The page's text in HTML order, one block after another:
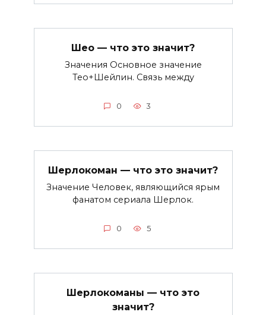
Шео — что это значит?
Значения Основное значение
Тео+Шейлин. Связь между
0 3
Шерлокоман — что это значит?
Значение Человек, являющийся ярым
фанатом сериала Шерлок.
0 5
Шерлокоманы — что это
значит?